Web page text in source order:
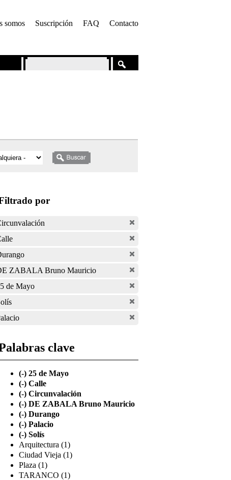
somos Suscripción FAQ Contacto
por
ZABALA Bruno Mauricio
de Mayo
clave
(-) 25 de Mayo
(-) Calle
(-) Circunvalación
(-) DE ZABALA Bruno Mauricio
(-) Durango
(-) Palacio
(-) Solís
Arquitectura (1)
Ciudad Vieja (1)
Plaza (1)
TARANCO (1)